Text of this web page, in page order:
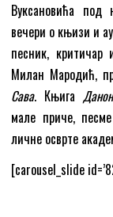
Вуксановића под
вечери о књизи и
песник, критичар
Милан Мародић,
Сава. Књига
мале приче,
личне осврте
[carousel_slide